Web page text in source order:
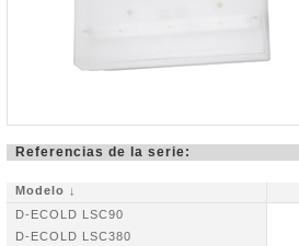
Referencias de la serie:
Modelo ↓
D-ECOLD LSC90
D-ECOLD LSC380